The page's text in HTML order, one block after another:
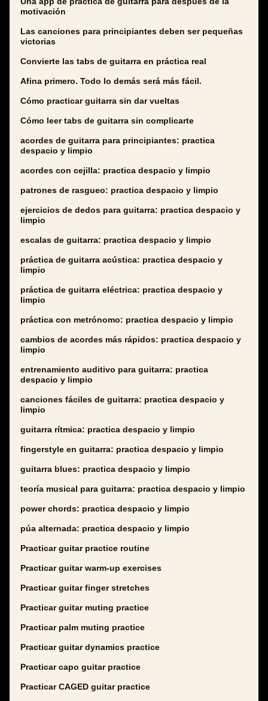
motivación
Las canciones para principiantes deben ser pequeñas
victorias
Convierte las tabs de guitarra en práctica real
Afina primero. Todo lo demás será más fácil.
Cómo practicar guitarra sin dar vueltas
Cómo leer tabs de guitarra sin complicarte
acordes de guitarra para principiantes: practica
despacio y limpio
acordes con cejilla: practica despacio y limpio
patrones de rasgueo: practica despacio y limpio
ejercicios de dedos para guitarra: practica despacio y
limpio
escalas de guitarra: practica despacio y limpio
práctica de guitarra acústica: practica despacio y
limpio
práctica de guitarra eléctrica: practica despacio y
limpio
práctica con metrónomo: practica despacio y limpio
cambios de acordes más rápidos: practica despacio y
limpio
entrenamiento auditivo para guitarra: practica
despacio y limpio
canciones fáciles de guitarra: practica despacio y
limpio
guitarra rítmica: practica despacio y limpio
fingerstyle en guitarra: practica despacio y limpio
guitarra blues: practica despacio y limpio
teoría musical para guitarra: practica despacio y limpio
power chords: practica despacio y limpio
púa alternada: practica despacio y limpio
Practicar guitar practice routine
Practicar guitar warm-up exercises
Practicar guitar finger stretches
Practicar guitar muting practice
Practicar palm muting practice
Practicar guitar dynamics practice
Practicar capo guitar practice
Practicar CAGED guitar practice